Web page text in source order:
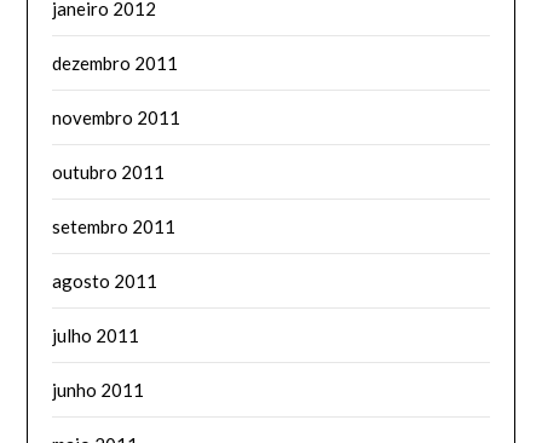
janeiro 2012
dezembro 2011
novembro 2011
outubro 2011
setembro 2011
agosto 2011
julho 2011
junho 2011